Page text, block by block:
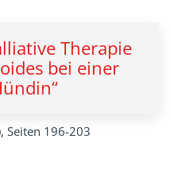
Therapie
bei einer
Seiten 196-203